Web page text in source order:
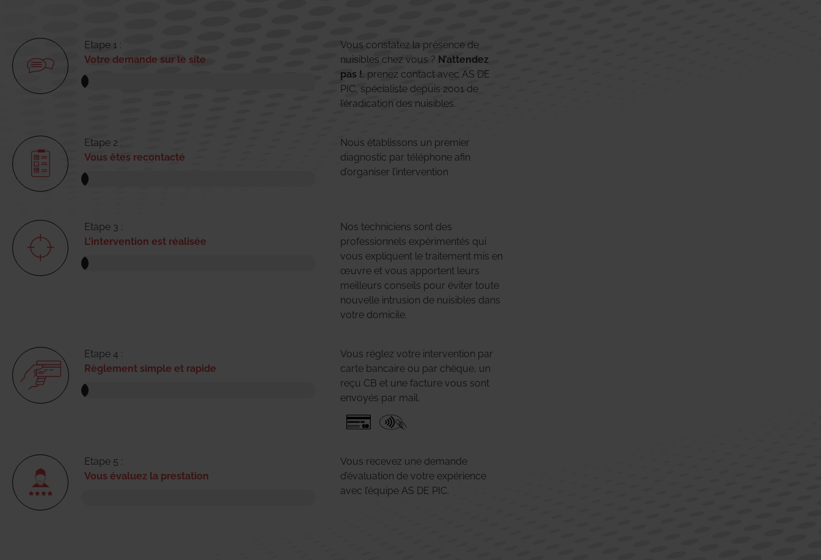
Etape 1 :
Votre demande sur le site
Vous constatez la présence de
nuisibles chez vous ? N’attendez
pas !, prenez contact avec AS DE
PIC, spécialiste depuis 2001 de
l’éradication des nuisibles.
Etape 2 :
Vous êtes recontacté
Nous établissons un premier
diagnostic par téléphone afin
d’organiser l’intervention
Etape 3 :
L'intervention est réalisée
Nos techniciens sont des
professionnels expérimentés qui
vous expliquent le traitement mis en
œuvre et vous apportent leurs
meilleurs conseils pour éviter toute
nouvelle intrusion de nuisibles dans
votre domicile.
Etape 4 :
Règlement simple et rapide
Vous réglez votre intervention par
carte bancaire ou par chèque, un
reçu CB et une facture vous sont
envoyés par mail.
Etape 5 :
Vous évaluez la prestation
Vous recevez une demande
d’évaluation de votre expérience
avec l’équipe AS DE PIC.